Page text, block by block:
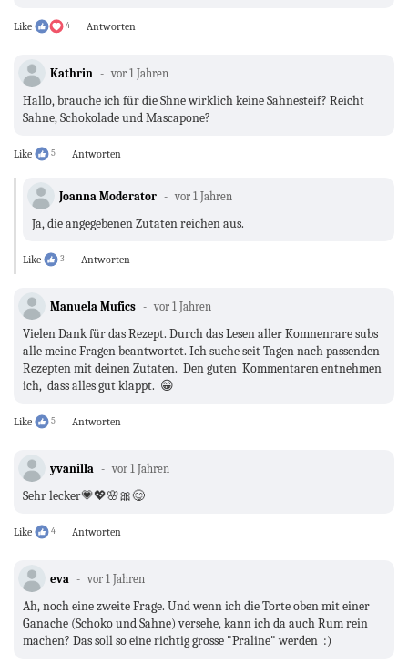
Like 4 Antworten
Kathrin vor 1 Jahren
Hallo, brauche ich für die Shne wirklich keine Sahnesteif? Reicht
Sahne, Schokolade und Mascapone?
Like 5 Antworten
Joanna Moderator vor 1 Jahren
Ja, die angegebenen Zutaten reichen aus.
Like 3 Antworten
Manuela Mufics vor 1 Jahren
Vielen Dank für das Rezept. Durch das Lesen aller Komnenrare subs
alle meine Fragen beantwortet. Ich suche seit Tagen nach passenden
Rezepten mit deinen Zutaten. Den guten Kommentaren entnehmen
ich, dass alles gut klappt. 😁
Like 5 Antworten
yvanilla vor 1 Jahren
Sehr lecker💗💖🌸🎀😋
Like 4 Antworten
eva vor 1 Jahren
Ah, noch eine zweite Frage. Und wenn ich die Torte oben mit einer
Ganache (Schoko und Sahne) versehe, kann ich da auch Rum rein
machen? Das soll so eine richtig grosse "Praline" werden :)